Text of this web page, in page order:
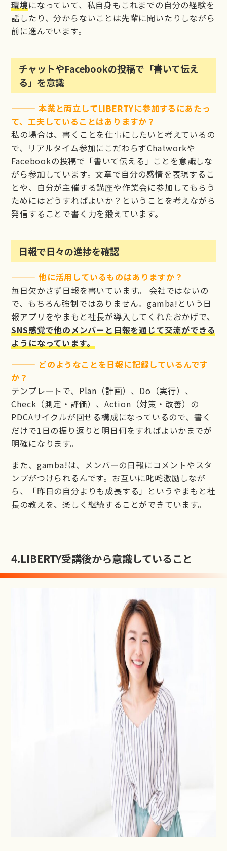
環境になっていて、私自身もこれまでの自分の経験を
話したり、分からないことは先輩に聞いたりしながら
前に進んでいます。
チャットやFacebookの投稿で「書いて伝え
る」を意識
——— 本業と両立してLIBERTYに参加するにあたっ
て、工夫していることはありますか？
私の場合は、書くことを仕事にしたいと考えているの
で、リアルタイム参加にこだわらずChatworkや
Facebookの投稿で「書いて伝える」ことを意識しな
がら参加しています。文章で自分の感情を表現するこ
とや、自分が主催する講座や作業会に参加してもらう
ためにはどうすればよいか？ということを考えながら
発信することで書く力を鍛えています。
日報で日々の進捗を確認
——— 他に活用しているものはありますか？
毎日欠かさず日報を書いています。 会社ではないの
で、もちろん強制ではありません。gamba!という日
報アプリをやまもと社長が導入してくれたおかげで、
SNS感覚で他のメンバーと日報を通じて交流ができる
ようになっています。
——— どのようなことを日報に記録しているんです
か？
テンプレートで、Plan（計画）、Do（実行）、
Check（測定・評価）、Action（対策・改善）の
PDCAサイクルが回せる構成になっているので、書く
だけで1日の振り返りと明日何をすればよいかまでが
明確になります。
また、gamba!は、メンバーの日報にコメントやスタ
ンプがつけられるんです。お互いに叱咤激励しなが
ら、「昨日の自分よりも成長する」というやまもと社
長の教えを、楽しく継続することができています。
4.LIBERTY受講後から意識していること